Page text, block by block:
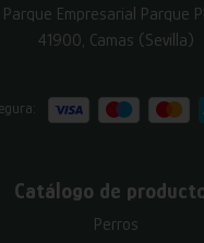
Parque Empresarial Parque
41900, Camas (Sevilla)
Catálogo de
Perros